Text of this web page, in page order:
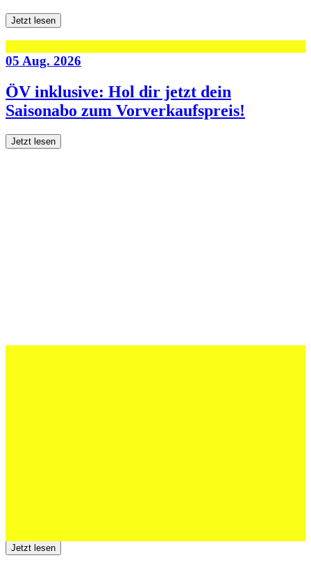
Jetzt lesen
05 Aug. 2026
ÖV inklusive: Hol dir jetzt dein
Saisonabo zum Vorverkaufspreis!
Jetzt lesen
Jetzt lesen